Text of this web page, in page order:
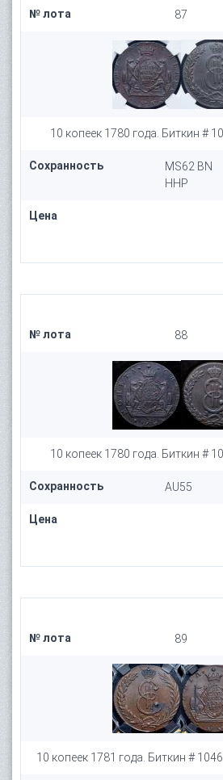
№ лота 87
10 копеек 1780 года. Биткин #
Сохранность
MS62 BN
HHP
Цена
№ лота 88
10 копеек 1780 года. Биткин #
Сохранность AU55
Цена
№ лота 89
10 копеек 1781 года. Биткин #